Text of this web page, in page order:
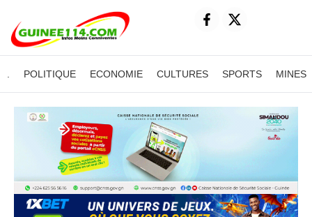
POLITIQUE ECONOMIE CULTURES SPORTS MINES